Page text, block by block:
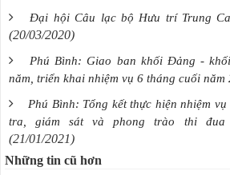
Đại hội Câu lạc bộ Hưu trí Trung
(20/03/2020)
Phú Bình: Giao ban khối Đảng -
năm, triển khai nhiệm vụ 6 tháng cuối năm
Phú Bình: Tổng kết thực hiện nhiệm
tra, giám sát và phong trào thi đua
(21/01/2021)
Những tin cũ hơn